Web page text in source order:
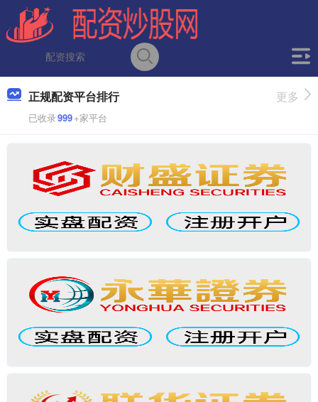
正规配资平台排行
已收录999+家平台
更多